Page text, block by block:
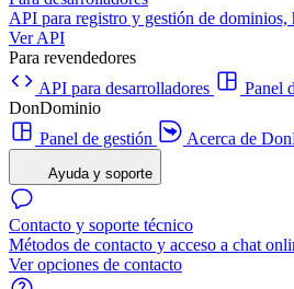
API para registro y gestión de dominios,
Ver API
Para revendedores
API para desarrolladores
Panel
DonDominio
Panel de gestión
Acerca de
Ayuda y soporte
Contacto y soporte técnico
Métodos de contacto y acceso a chat
Ver opciones de contacto